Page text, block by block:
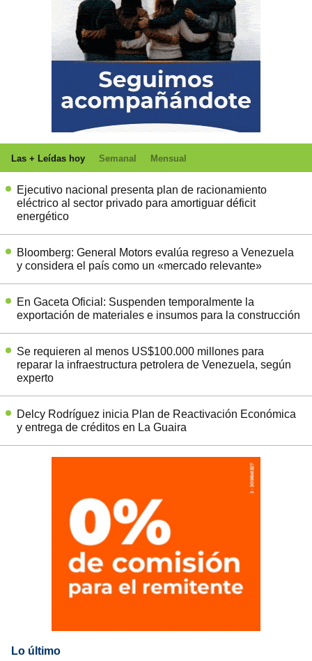
Las + Leídas hoy Semanal Mensual
Ejecutivo nacional presenta plan de racionamiento
eléctrico al sector privado para amortiguar déficit
energético
Bloomberg: General Motors evalúa regreso a Venezuela
y considera el país como un «mercado relevante»
En Gaceta Oficial: Suspenden temporalmente la
exportación de materiales e insumos para la construcción
Se requieren al menos US$100.000 millones para
reparar la infraestructura petrolera de Venezuela, según
experto
Delcy Rodríguez inicia Plan de Reactivación Económica
y entrega de créditos en La Guaira
Lo último